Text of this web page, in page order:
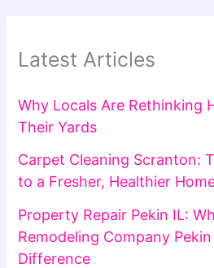
Latest Articles
Why Locals Are Rethinking
Their Yards
Carpet Cleaning Scranton:
to a Fresher, Healthier
Property Repair Pekin IL:
Remodeling Company
Difference